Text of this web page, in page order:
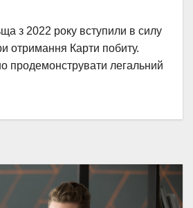
з 2022 року вступили в силу
отримання Карти побиту.
продемонструвати легальний